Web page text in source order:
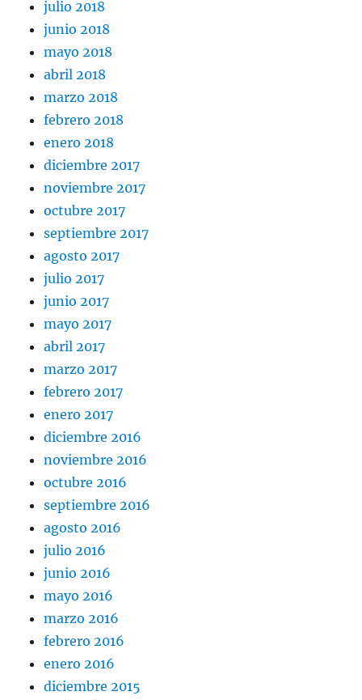
julio 2018
junio 2018
mayo 2018
abril 2018
marzo 2018
febrero 2018
enero 2018
diciembre 2017
noviembre 2017
octubre 2017
septiembre 2017
agosto 2017
julio 2017
junio 2017
mayo 2017
abril 2017
marzo 2017
febrero 2017
enero 2017
diciembre 2016
noviembre 2016
octubre 2016
septiembre 2016
agosto 2016
julio 2016
junio 2016
mayo 2016
marzo 2016
febrero 2016
enero 2016
diciembre 2015